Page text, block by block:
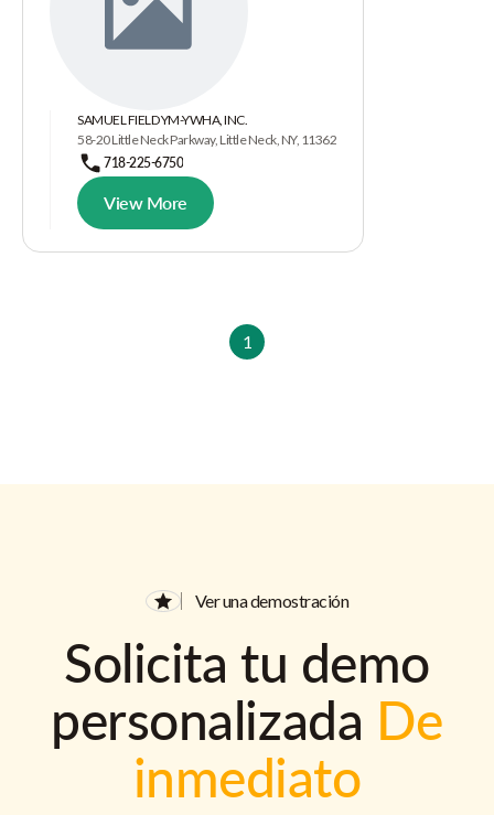
SAMUEL FIELD YM-YWHA, INC.
58-20 Little Neck Parkway, Little Neck, NY, 11362
718-225-6750
View More
1
Ver una demostración
Solicita tu demo
personalizada De
inmediato